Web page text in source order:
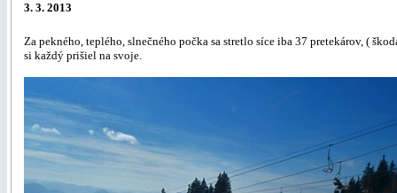
3. 3. 2013
Za pekného, teplého, slnečného počka sa stretlo síce iba 37 pretekárov, (
si každý prišiel na svoje.